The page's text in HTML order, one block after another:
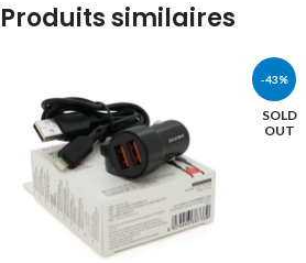
Produits similaires
-43%
SOLD
OUT